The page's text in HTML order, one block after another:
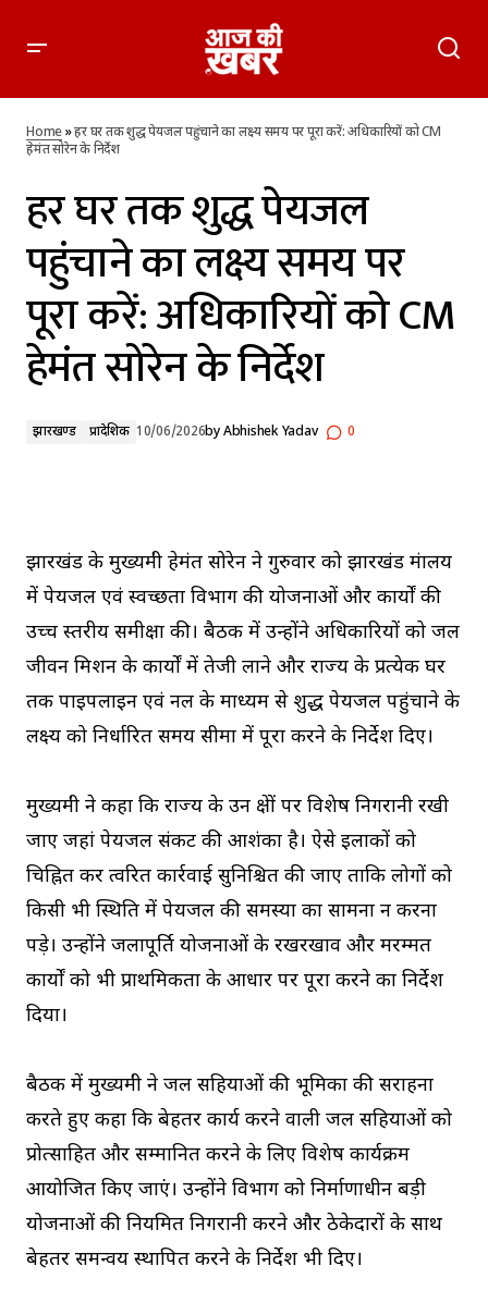
को CM हेमंत सोरेन के निर्देश
Home»हर घर तक शुद्ध पेयजल पहुंचाने का लक्ष्य समय पर पूरा करें: अधिकारियों को CM
हेमंत सोरेन के निर्देश
हर घर तक शुद्ध पेयजल
पहुंचाने का लक्ष्य समय पर
पूरा करें: अधिकारियों को CM
हेमंत सोरेन के निर्देश
झारखण्ड प्रादेशिक 10/06/2026byAbhishek Yadav 0
झारखंड के मुख्यमंत्री हेमंत सोरेन ने गुरुवार को झारखंड मंत्रालय
में पेयजल एवं स्वच्छता विभाग की योजनाओं और कार्यों की
उच्च स्तरीय समीक्षा की। बैठक में उन्होंने अधिकारियों को जल
जीवन मिशन के कार्यों में तेजी लाने और राज्य के प्रत्येक घर
तक पाइपलाइन एवं नल के माध्यम से शुद्ध पेयजल पहुंचाने के
लक्ष्य को निर्धारित समय सीमा में पूरा करने के निर्देश दिए।
मुख्यमंत्री ने कहा कि राज्य के उन क्षेत्रों पर विशेष निगरानी रखी
जाए जहां पेयजल संकट की आशंका है। ऐसे इलाकों को
चिह्नित कर त्वरित कार्रवाई सुनिश्चित की जाए ताकि लोगों को
किसी भी स्थिति में पेयजल की समस्या का सामना न करना
पड़े। उन्होंने जलापूर्ति योजनाओं के रखरखाव और मरम्मत
कार्यों को भी प्राथमिकता के आधार पर पूरा करने का निर्देश
दिया।
बैठक में मुख्यमंत्री ने जल सहियाओं की भूमिका की सराहना
करते हुए कहा कि बेहतर कार्य करने वाली जल सहियाओं को
प्रोत्साहित और सम्मानित करने के लिए विशेष कार्यक्रम
आयोजित किए जाएं। उन्होंने विभाग को निर्माणाधीन बड़ी
योजनाओं की नियमित निगरानी करने और ठेकेदारों के साथ
बेहतर समन्वय स्थापित करने के निर्देश भी दिए।